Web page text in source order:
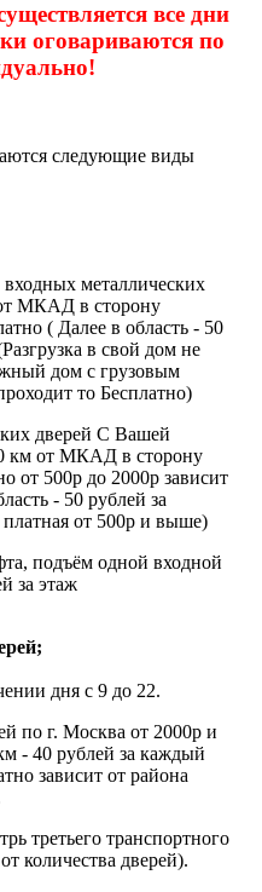
все дни
оговариваются по
следующие виды
металлических
МКАД в сторону
( Далее в область - 50
в свой дом не
дом с грузовым
то Бесплатно)
дверей С Вашей
км от МКАД в сторону
от 500р до 2000р зависит
- 50 рублей за
от 500р и выше)
подъём одной входной
за этаж
дня с 9 до 22.
по г. Москва от 2000р и
- 40 рублей за каждый
зависит от района
третьего транспортного
количества дверей).